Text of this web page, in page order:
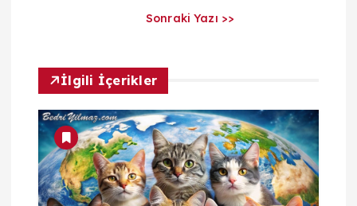
m
Sonraki Yazı >>
İlgili İçerikler